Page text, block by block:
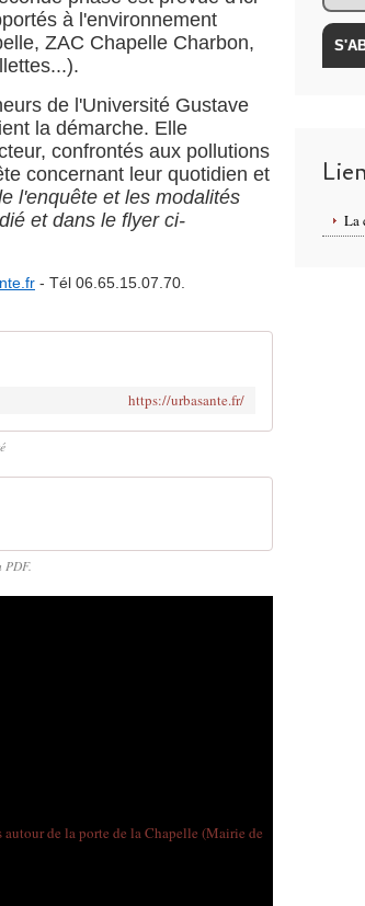
à l'environnement
ZAC Chapelle Charbon,
de l'Université Gustave
la démarche. Elle
confrontés aux pollutions
concernant leur quotidien et
l'enquête et les modalités
et dans le flyer ci-
- Tél 06.65.15.07.70.
https://urbasante.fr/
PDF.
La